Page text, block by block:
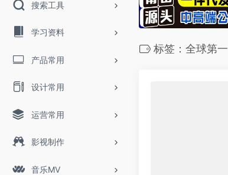
搜索工具
学习资料
产品常用
设计常用
运营常用
影视制作
音乐MV
标签：全球第一